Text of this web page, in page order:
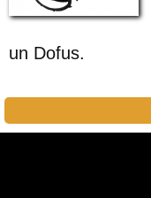
un Dofus.